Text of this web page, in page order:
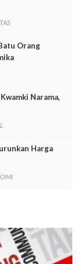
Orang
Narama,
Harga